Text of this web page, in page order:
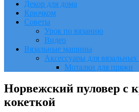
Декор для дома
Крючком
Советы
Урок по вязанию
Видео
Вязальные машины
Аксессуары для
Моталки для пряжи
Норвежский пуловер с
кокеткой